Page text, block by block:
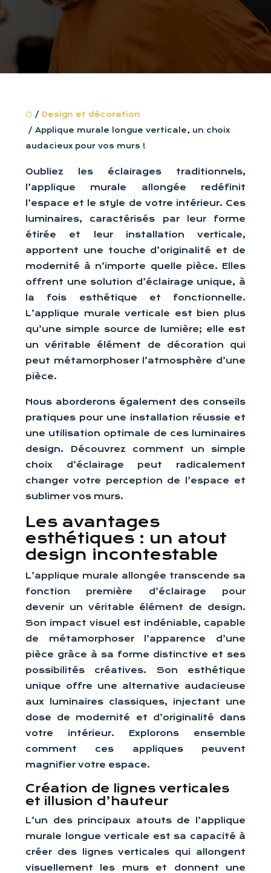
/ Design et décoration
/ Applique murale longue verticale, un choix
audacieux pour vos murs !
Oubliez les éclairages traditionnels,
l’applique murale allongée redéfinit
l’espace et le style de votre intérieur. Ces
luminaires, caractérisés par leur forme
étirée et leur installation verticale,
apportent une touche d’originalité et de
modernité à n’importe quelle pièce. Elles
offrent une solution d’éclairage unique, à
la fois esthétique et fonctionnelle.
L’applique murale verticale est bien plus
qu’une simple source de lumière; elle est
un véritable élément de décoration qui
peut métamorphoser l’atmosphère d’une
pièce.
Nous aborderons également des conseils
pratiques pour une installation réussie et
une utilisation optimale de ces luminaires
design. Découvrez comment un simple
choix d’éclairage peut radicalement
changer votre perception de l’espace et
sublimer vos murs.
Les avantages
esthétiques : un atout
design incontestable
L’applique murale allongée transcende sa
fonction première d’éclairage pour
devenir un véritable élément de design.
Son impact visuel est indéniable, capable
de métamorphoser l’apparence d’une
pièce grâce à sa forme distinctive et ses
possibilités créatives. Son esthétique
unique offre une alternative audacieuse
aux luminaires classiques, injectant une
dose de modernité et d’originalité dans
votre intérieur. Explorons ensemble
comment ces appliques peuvent
magnifier votre espace.
Création de lignes verticales
et illusion d’hauteur
L’un des principaux atouts de l’applique
murale longue verticale est sa capacité à
créer des lignes verticales qui allongent
visuellement les murs et donnent une